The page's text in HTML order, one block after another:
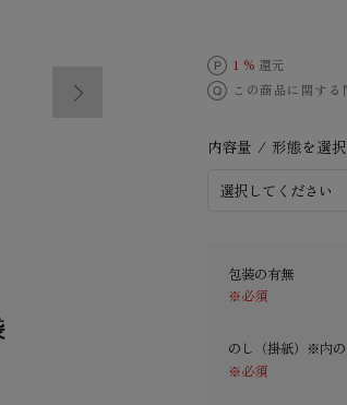
1 % 還元
この商品に関す
内容量 / 形態を選
包装の有無
※必須
のし（掛紙）※内
※必須